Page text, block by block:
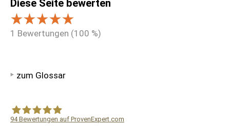
Diese Seite bewerten
1 Bewertungen (100 %)
zum Glossar
94Bewertungen auf ProvenExpert.com